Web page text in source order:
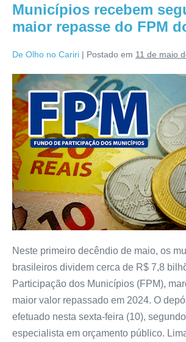
Municípios recebem
maior repasse do FPM
De Olho no Cariri | Postado em 11 de maio
Neste primeiro decêndio de maio, os
brasileiros dividem cerca de R$ 7,8
Participação dos Municípios (FPM),
maior valor repassado em 2024. O
efetuado nesta sexta-feira (10),
especialista em orçamento público.